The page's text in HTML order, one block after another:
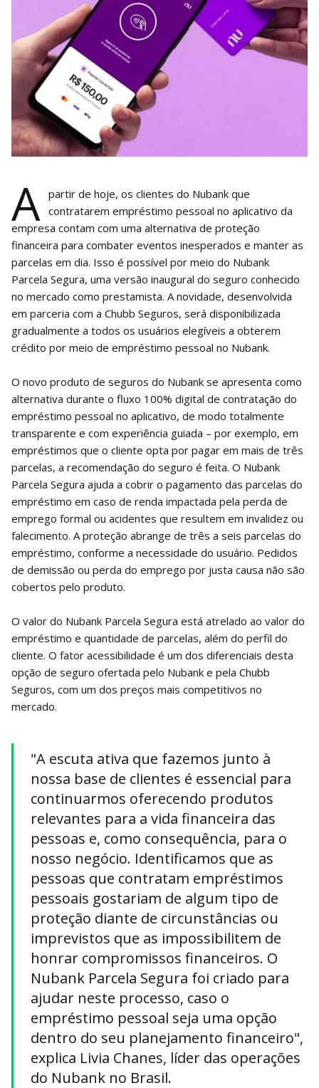
A partir de hoje, os clientes do Nubank que
contratarem empréstimo pessoal no aplicativo da
empresa contam com uma alternativa de proteção
financeira para combater eventos inesperados e manter as
parcelas em dia. Isso é possível por meio do Nubank
Parcela Segura, uma versão inaugural do seguro conhecido
no mercado como prestamista. A novidade, desenvolvida
em parceria com a Chubb Seguros, será disponibilizada
gradualmente a todos os usuários elegíveis a obterem
crédito por meio de empréstimo pessoal no Nubank.
O novo produto de seguros do Nubank se apresenta como
alternativa durante o fluxo 100% digital de contratação do
empréstimo pessoal no aplicativo, de modo totalmente
transparente e com experiência guiada – por exemplo, em
empréstimos que o cliente opta por pagar em mais de três
parcelas, a recomendação do seguro é feita. O Nubank
Parcela Segura ajuda a cobrir o pagamento das parcelas do
empréstimo em caso de renda impactada pela perda de
emprego formal ou acidentes que resultem em invalidez ou
falecimento. A proteção abrange de três a seis parcelas do
empréstimo, conforme a necessidade do usuário. Pedidos
de demissão ou perda do emprego por justa causa não são
cobertos pelo produto.
O valor do Nubank Parcela Segura está atrelado ao valor do
empréstimo e quantidade de parcelas, além do perfil do
cliente. O fator acessibilidade é um dos diferenciais desta
opção de seguro ofertada pelo Nubank e pela Chubb
Seguros, com um dos preços mais competitivos no
mercado.
"A escuta ativa que fazemos junto à
nossa base de clientes é essencial para
continuarmos oferecendo produtos
relevantes para a vida financeira das
pessoas e, como consequência, para o
nosso negócio. Identificamos que as
pessoas que contratam empréstimos
pessoais gostariam de algum tipo de
proteção diante de circunstâncias ou
imprevistos que as impossibilitem de
honrar compromissos financeiros. O
Nubank Parcela Segura foi criado para
ajudar neste processo, caso o
empréstimo pessoal seja uma opção
dentro do seu planejamento financeiro",
explica Livia Chanes, líder das operações
do Nubank no Brasil.